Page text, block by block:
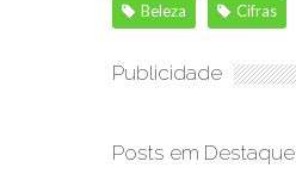
Beleza Cifras
Publicidade
Posts em Destaque